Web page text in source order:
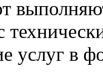
услуг в